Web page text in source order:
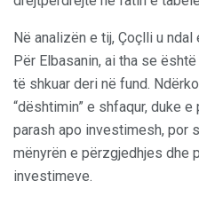
Në analizën e tij, Çoçlli u
Për Elbasanin, ai tha se
të shkuar deri në fund.
“dështimin” e shfaqur, duke
parash apo investimesh, por
mënyrën e përzgjedhjes dhe
investimeve.